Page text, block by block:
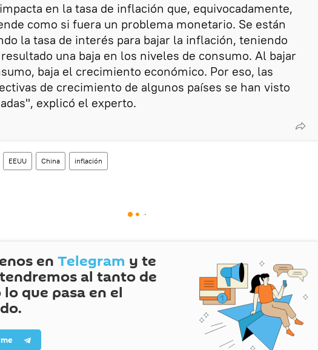
en la tasa de inflación que, equivocadamente,
como si fuera un problema monetario. Se están
la tasa de interés para bajar la inflación, teniendo
una baja en los niveles de consumo. Al bajar
baja el crecimiento económico. Por eso, las
de crecimiento de algunos países se han visto
explicó el experto.
EEUU China inflación
enTelegram y te
al tanto de
que pasa en el